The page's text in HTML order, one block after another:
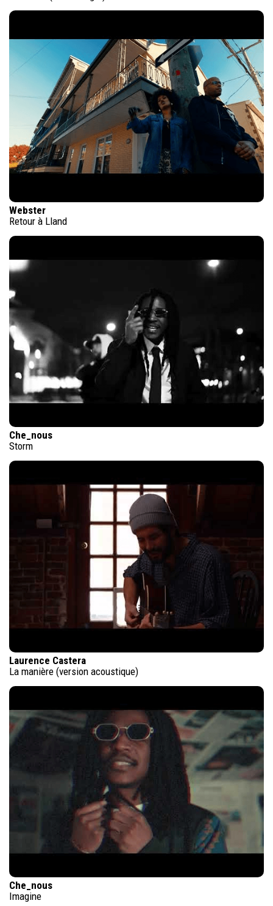
Webster
Retour à Lland
Che_nous
Storm
Laurence Castera
La manière (version acoustique)
Che_nous
Imagine